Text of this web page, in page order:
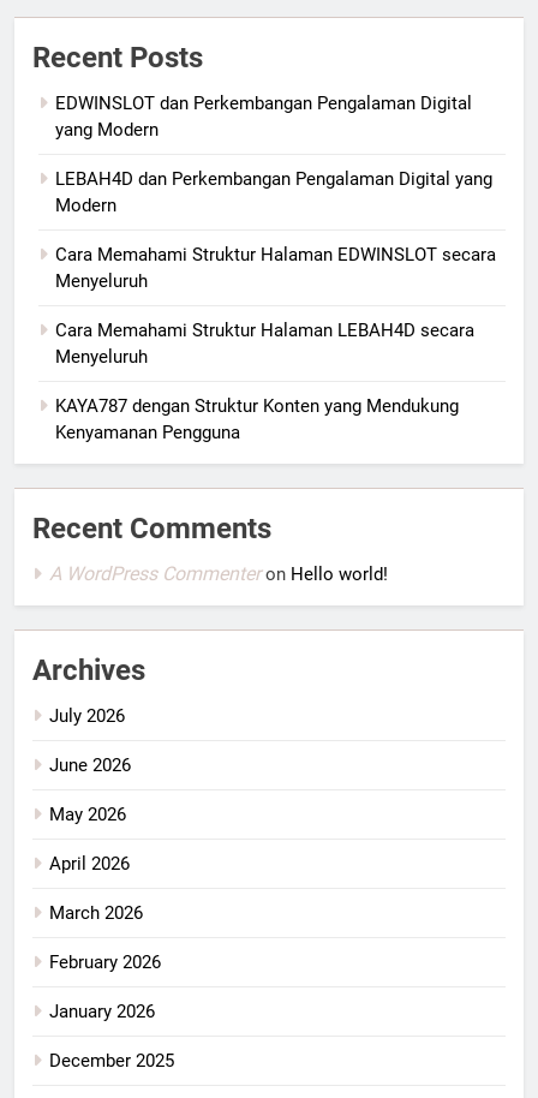
Recent Posts
EDWINSLOT dan Perkembangan Pengalaman Digital
yang Modern
LEBAH4D dan Perkembangan Pengalaman Digital yang
Modern
Cara Memahami Struktur Halaman EDWINSLOT secara
Menyeluruh
Cara Memahami Struktur Halaman LEBAH4D secara
Menyeluruh
KAYA787 dengan Struktur Konten yang Mendukung
Kenyamanan Pengguna
Recent Comments
A WordPress Commenteron Hello world!
Archives
July 2026
June 2026
May 2026
April 2026
March 2026
February 2026
January 2026
December 2025